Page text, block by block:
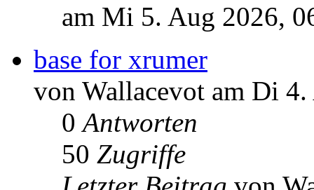
am Mi 5. Aug 2026,
base for xrumer
von Wallacevot am Di
0Antworten
50 Zugriffe